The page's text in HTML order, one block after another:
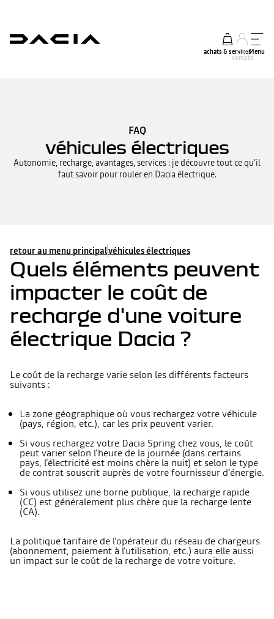
achats & services
mon
compte
Menu
FAQ
véhicules électriques
Autonomie, recharge, avantages, services : je découvre tout ce qu’il
faut savoir pour rouler en Dacia électrique.
retour au menu principalvéhicules électriques
Quels éléments peuvent
impacter le coût de
recharge d'une voiture
électrique Dacia ?
Le coût de la recharge varie selon les différents facteurs
suivants :
La zone géographique où vous rechargez votre véhicule
(pays, région, etc.), car les prix peuvent varier.
Si vous rechargez votre Dacia Spring chez vous, le coût
peut varier selon l’heure de la journée (dans certains
pays, l’électricité est moins chère la nuit) et selon le type
de contrat souscrit auprès de votre fournisseur d’énergie.
Si vous utilisez une borne publique, la recharge rapide
(CC) est généralement plus chère que la recharge lente
(CA).
La politique tarifaire de l’opérateur du réseau de chargeurs
(abonnement, paiement à l’utilisation, etc.) aura elle aussi
un impact sur le coût de la recharge de votre voiture.